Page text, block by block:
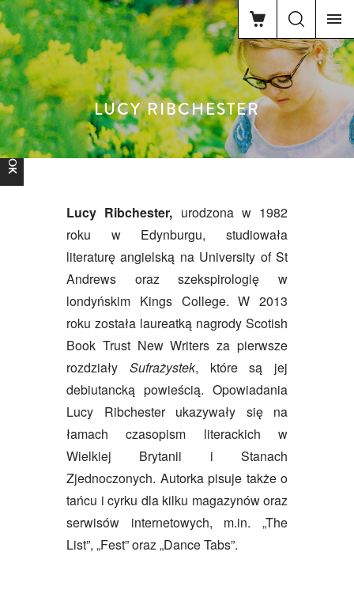
LUCY RIBCHESTER
FACEBOOK
Lucy Ribchester, urodzona w 1982
roku w Edynburgu, studiowała
literaturę angielską na University of St
Andrews oraz szekspirologię w
londyńskim Kings College. W 2013
roku została laureatką nagrody Scotish
Book Trust New Writers za pierwsze
rozdziały Sufrażystek, które są jej
debiutancką powieścią. Opowiadania
Lucy Ribchester ukazywały się na
łamach czasopism literackich w
Wielkiej Brytanii i Stanach
Zjednoczonych. Autorka pisuje także o
tańcu i cyrku dla kilku magazynów oraz
serwisów internetowych, m.in. „The
List”, „Fest” oraz „Dance Tabs”.